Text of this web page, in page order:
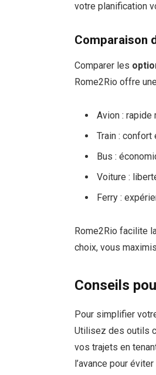
votre planification
Comparaison
Comparer les
Rome2Rio offre
Avion :
Train :
Bus :
Voiture :
Ferry :
Rome2Rio facilite
choix, vous
Conseils
Pour simplifier
Utilisez des outils
vos trajets en
l’avance pour